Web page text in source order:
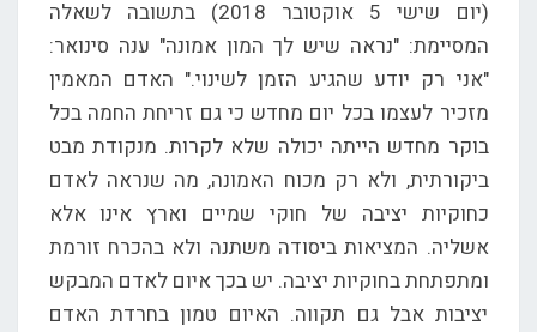
(יום שישי 5 אוקטובר 2018) בתשובה לשאלה
המסיימת: "נראה שיש לך המון אמונה" ענה סינואר:
"אני רק יודע שהגיע הזמן לשינוי." האדם המאמין
מזכיר לעצמו בכל יום מחדש כי גם זריחת החמה בכל
בוקר מחדש הייתה יכולה שלא לקרות. מנקודת מבט
ביקורתית, ולא רק מכוח האמונה, מה שנראה לאדם
כחוקיות יציבה של חוקי שמיים וארץ אינו אלא
אשליה. המציאות ביסודה משתנה ולא בהכרח זורמת
ומתפתחת בחוקיות יציבה. יש בכך איום לאדם המבקש
יציבות אבל גם תקווה. האיום טמון בחרדת האדם